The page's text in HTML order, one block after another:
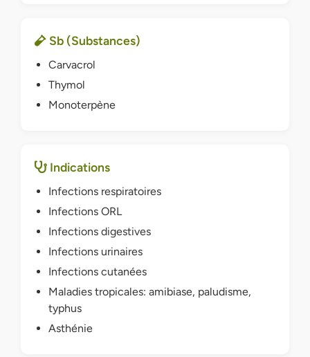
Sb (Substances)
Carvacrol
Thymol
Monoterpène
Indications
Infections respiratoires
Infections ORL
Infections digestives
Infections urinaires
Infections cutanées
Maladies tropicales: amibiase, paludisme,
typhus
Asthénie